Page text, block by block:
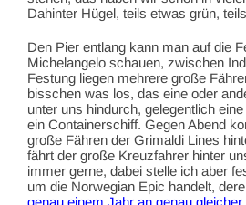
Dahinter Hügel, teils etwas grün,
Den Pier entlang kann man auf die
Michelangelo schauen, zwischen
Festung liegen mehrere große
bisschen was los, das eine oder
unter uns hindurch, gelegentlich
ein Containerschiff. Gegen Abend
große Fähren der Grimaldi Lines
fährt der große Kreuzfahrer hinter
immer gerne, dabei stelle ich aber
um die Norwegian Epic handelt,
genau einem Jahr an genau